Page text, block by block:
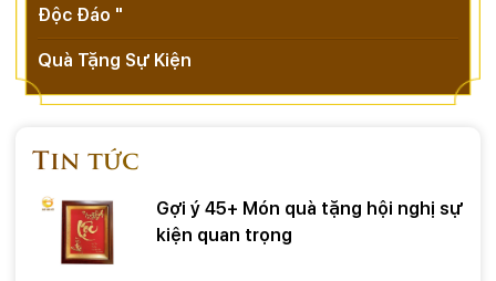
Độc Đáo "
Quà Tặng Sự Kiện
Tin tức
Gợi ý 45+ Món quà tặng hội nghị sự
kiện quan trọng